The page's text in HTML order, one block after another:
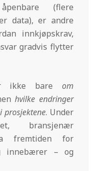
(flere
data), er andre
innkjøpskrav,
gradvis flytter
ikke bare om
hvilke endringer
prosjektene. Under
bransjenær
fremtiden for
innebærer – og